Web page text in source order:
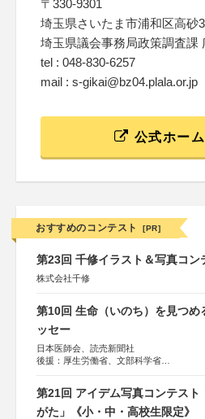
〒330-9301
埼玉県さいたま市浦和区高砂
埼玉県議会事務局政策調査課
tel : 048-830-6257
mail : s-gikai@bz04.plala.or.jp
公式ホー
おすすめのコンテスト [PR]
第23回 千修イラスト＆写真コン
株式会社千修
第10回 生命（いのち）を見つめ
ッセー
日本医師会、読売新聞社
後援：厚生労働省、文部科学省
第21回 アイデム写真コンテスト
がた」《小・中・高校生限定》